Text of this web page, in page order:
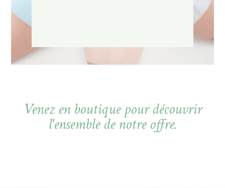
Venez en boutique pour découvrir
l'ensemble de notre offre.